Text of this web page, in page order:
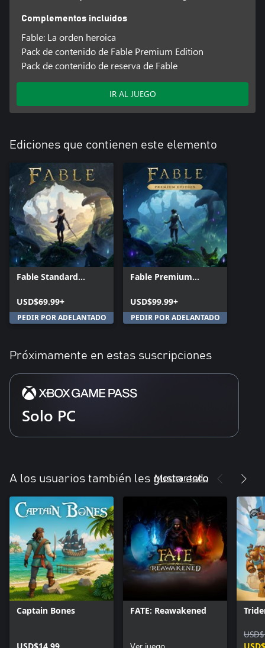
Complementos incluidos
Fable: La orden heroica
Pack de contenido de Fable Premium Edition
Pack de contenido de reserva de Fable
IR AL JUEGO
Ediciones que contienen este elemento
Fable Standard
USD$69.99+
PEDIR POR ADELANTADO
Fable Premium
USD$99.99+
PEDIR POR ADELANTADO
Próximamente en estas suscripciones
Solo PC
A los usuarios también les gusta esto
Mostrar todo
Captain Bones FATE: Reawakened